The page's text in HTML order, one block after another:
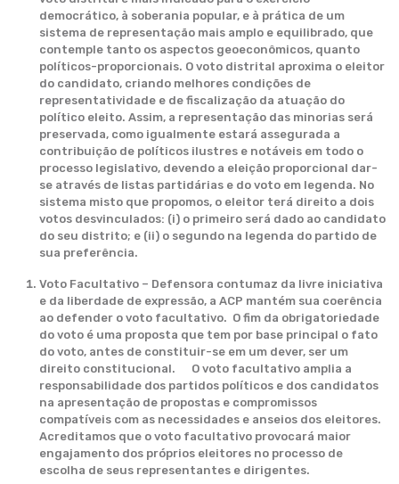
democrático, à soberania popular, e à prática de um
sistema de representação mais amplo e equilibrado, que
contemple tanto os aspectos geoeconômicos, quanto
políticos-proporcionais. O voto distrital aproxima o eleitor
do candidato, criando melhores condições de
representatividade e de fiscalização da atuação do
político eleito. Assim, a representação das minorias será
preservada, como igualmente estará assegurada a
contribuição de políticos ilustres e notáveis em todo o
processo legislativo, devendo a eleição proporcional dar-
se através de listas partidárias e do voto em legenda. No
sistema misto que propomos, o eleitor terá direito a dois
votos desvinculados: (i) o primeiro será dado ao candidato
do seu distrito; e (ii) o segundo na legenda do partido de
sua preferência.
Voto Facultativo – Defensora contumaz da livre iniciativa
e da liberdade de expressão, a ACP mantém sua coerência
ao defender o voto facultativo. O fim da obrigatoriedade
do voto é uma proposta que tem por base principal o fato
do voto, antes de constituir-se em um dever, ser um
direito constitucional. O voto facultativo amplia a
responsabilidade dos partidos políticos e dos candidatos
na apresentação de propostas e compromissos
compatíveis com as necessidades e anseios dos eleitores.
Acreditamos que o voto facultativo provocará maior
engajamento dos próprios eleitores no processo de
escolha de seus representantes e dirigentes.